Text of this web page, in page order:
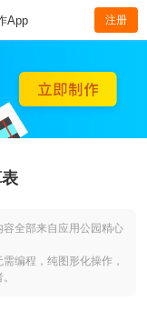
App 注册
全部来自应用公园精心
编程，纯图形化操作，